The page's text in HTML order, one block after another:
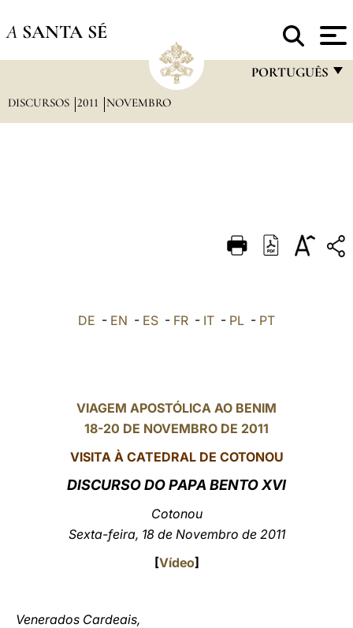
A SANTA SÉ
PORTUGUÊS
DEUTSCH
العربيّة
DISCURSOS 2011 NOVEMBRO
DE - EN - ES - FR - IT - PL - PT
VIAGEM APOSTÓLICA AO BENIM
18-20 DE NOVEMBRO DE 2011
VISITA À CATEDRAL DE COTONOU
DISCURSO DO PAPA BENTOXVI
Cotonou
Sexta-feira, 18 de Novembro de 2011
[Vídeo]
Venerados Cardeais,